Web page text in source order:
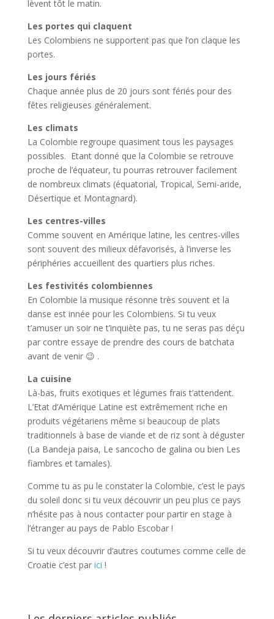
lèvent tôt le matin.
Les portes qui claquent
Les Colombiens ne supportent pas que l’on claque les
portes.
Les jours fériés
Chaque année plus de 20 jours sont fériés pour des
fêtes religieuses généralement.
Les climats
La Colombie regroupe quasiment tous les paysages
possibles. Etant donné que la Colombie se retrouve
proche de l’équateur, tu pourras retrouver facilement
de nombreux climats (équatorial, Tropical, Semi-aride,
Désertique et Montagnard).
Les centres-villes
Comme souvent en Amérique latine, les centres-villes
sont souvent des milieux défavorisés, à l’inverse les
périphéries accueillent des quartiers plus riches.
Les festivités colombiennes
En Colombie la musique résonne très souvent et la
danse est innée pour les Colombiens. Si tu veux
t’amuser un soir ne t’inquiète pas, tu ne seras pas déçu
par contre essaye de prendre des cours de batchata
avant de venir 😉 .
La cuisine
Là-bas, fruits exotiques et légumes frais t’attendent.
L’Etat d’Amérique Latine est extrêmement riche en
produits végétariens même si beaucoup de plats
traditionnels à base de viande et de riz sont à déguster
(La Bandeja paisa, Le sancocho de galina ou bien Les
fiambres et tamales).
Comme tu as pu le constater la Colombie, c’est le pays
du soleil donc si tu veux découvrir un peu plus ce pays
n’hésite pas à nous contacter pour partir en stage à
l’étranger au pays de Pablo Escobar !
Si tu veux découvrir d’autres coutumes comme celle de
Croatie c’est parici !